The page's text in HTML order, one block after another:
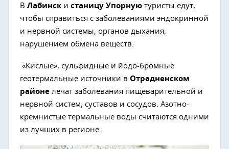
В Лабинск и станицу Упорную туристы едут,
чтобы справиться с заболеваниями эндокринной
и нервной системы, органов дыхания,
нарушением обмена веществ.
«Кислые», сульфидные и йодо-бромные
геотермальные источники в Отрадненском
районе лечат заболевания пищеварительной и
нервной систем, суставов и сосудов. Азотно-
кремнистые термальные воды считаются одними
из лучших в регионе.